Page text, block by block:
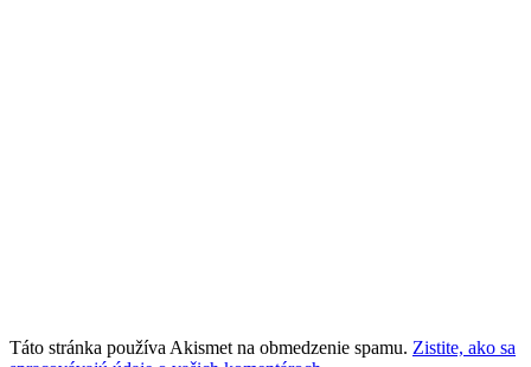
Táto stránka používa Akismet na obmedzenie spamu. Zistite, ako sa